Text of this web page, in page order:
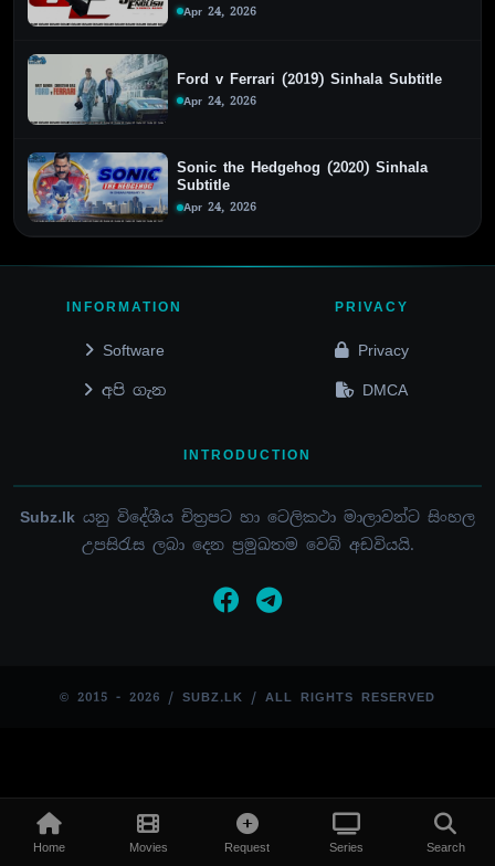
Apr 24, 2026
Ford v Ferrari (2019) Sinhala Subtitle
Apr 24, 2026
Sonic the Hedgehog (2020) Sinhala
Subtitle
Apr 24, 2026
Home Movies Request Series Search
INFORMATION
Software
අපි ගැන
PRIVACY
Privacy
DMCA
INTRODUCTION
Subz.lk යනු විදේශීය චිත්‍රපට හා ටෙලිකථා මාලාවන්ට සිංහල
උපසිරැස ලබා දෙන ප්‍රමුඛතම වෙබ් අඩවියයි.
© 2015 - 2026 / SUBZ.LK / ALL RIGHTS RESERVED